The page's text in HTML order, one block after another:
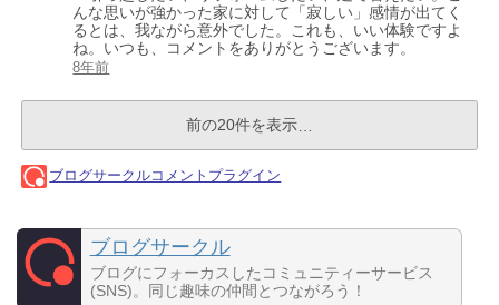
ブログサークル
ブログにフォーカスしたコミュニティーサービス
(SNS)。同じ趣味の仲間とつながろう！